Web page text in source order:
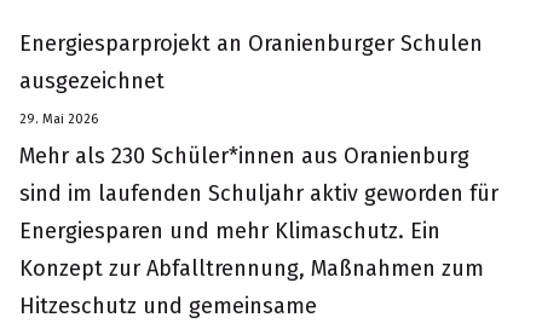
Energiesparprojekt an Oranienburger Schulen
ausgezeichnet
29. Mai 2026
Mehr als 230 Schüler*innen aus Oranienburg
sind im laufenden Schuljahr aktiv geworden für
Energiesparen und mehr Klimaschutz. Ein
Konzept zur Abfalltrennung, Maßnahmen zum
Hitzeschutz und gemeinsame